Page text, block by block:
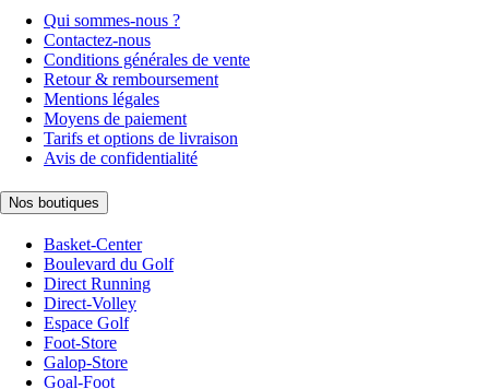
Qui sommes-nous ?
Contactez-nous
Conditions générales de vente
Retour & remboursement
Mentions légales
Moyens de paiement
Tarifs et options de livraison
Avis de confidentialité
Nos boutiques
Basket-Center
Boulevard du Golf
Direct Running
Direct-Volley
Espace Golf
Foot-Store
Galop-Store
Goal-Foot